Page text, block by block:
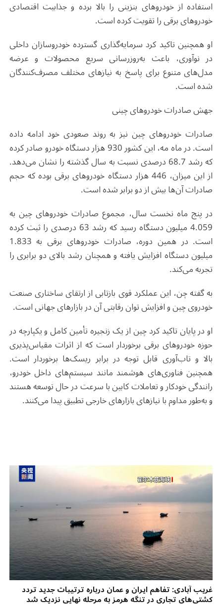
استفاده از خودروهای بنزینی را بالا برده و جذابیت اقتصادی
خودروهای برقی را تقویت کرده است.
او همچنین تاکید کرد سرمایه‌گذاری گسترده خودروسازان داخلی
در نوآوری، باعث به‌روزرسانی سریع محصولات و عرضه
مدل‌های متنوع برای پاسخ به نیازهای مختلف مصرف‌کنندگان
شده است.
جهش صادرات خودروهای چینی
صادرات خودروهای چین نیز به روند صعودی خود ادامه داده
است. در ماه مه، این کشور 930 هزار دستگاه خودرو صادر کرده
که رشد 68.7 درصدی نسبت به سال گذشته را نشان می‌دهد.
از این میزان، 446 هزار دستگاه خودروهای برقی بوده که حجم
صادرات آن‌ها بیش از دو برابر شده است.
در پنج ماه نخست سال، مجموع صادرات خودروهای چین به
4.059 میلیون دستگاه رسید که رشد 63 درصدی را ثبت کرده
است. در همین دوره، صادرات خودروهای برقی به 1.833
میلیون دستگاه افزایش یافته و همچنان رشد بالای دو برابری را
تجربه می‌کند.
به گفته چن، این عملکرد قوی بازتابی از ارتقای ساختاری صنعت
خودروی چین و افزایش توان رقابتی آن در بازارهای جهانی است.
او در پایان تاکید کرد چین از یک زنجیره تأمین کامل و یکپارچه در
حوزه خودروهای برقی برخوردار است که از اثرات مقیاس‌پذیری
بالا و تاب‌آوری قابل توجه در برابر ریسک‌ها برخوردار است.
همچنین فناوری‌های هوشمند مانند سیستم‌های داخل خودرو،
رانندگی خودکار و تعاملات کابین با سرعت در حال توسعه هستند
و به‌طور مداوم با نیازهای بازارهای خارجی تطبیق پیدا می‌کنند.
غریب آبادی: تفاهم ایران و عمان درباره ترتیبات جدید تردد
کشتی‌های تجاری در تنگه هرمز به مرحله نهایی نزدیک شد